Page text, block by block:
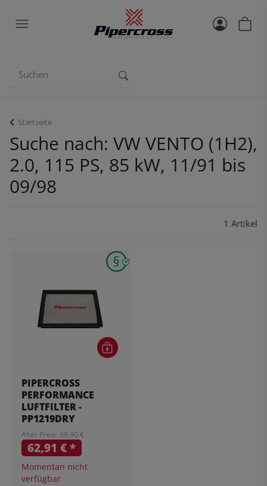
Startseite
Suche nach: VW VENTO (1H2),
2.0, 115 PS, 85 kW, 11/91 bis
09/98
1 Artikel
PIPERCROSS
PERFORMANCE
LUFTFILTER -
PP1219DRY
Alter Preis: 69,90 €
62,91 €*
Momentan nicht
verfügbar